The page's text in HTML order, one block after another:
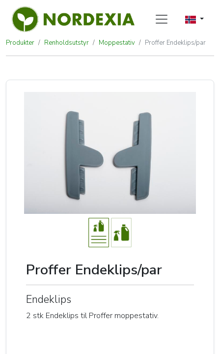
Produkter Renholdsutstyr Moppestativ Proffer Endeklips/par
Proffer Endeklips/par
Proffer Endeklips/par
Endeklips
2 stk Endeklips til Proffer moppestativ.